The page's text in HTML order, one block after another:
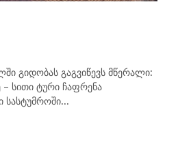
გიდობას გაგვიწევს მწერალი:
სითი ტური ჩაფრენა
სასტუმროში...